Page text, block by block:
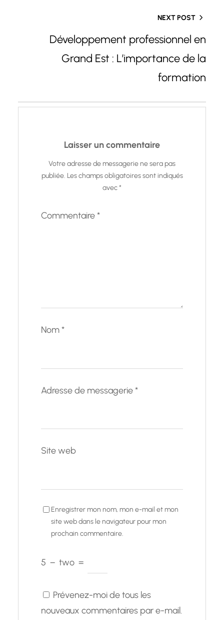
NEXT POST
Développement professionnel en
Grand Est : L’importance de la
formation
Laisser un commentaire
Votre adresse de messagerie ne sera pas
publiée. Les champs obligatoires sont indiqués
avec*
Commentaire*
Nom*
Adresse de messagerie*
Site web
Enregistrer mon nom, mon e-mail et mon
site web dans le navigateur pour mon
prochain commentaire.
5 − two =
Prévenez-moi de tous les
nouveaux commentaires par e-mail.